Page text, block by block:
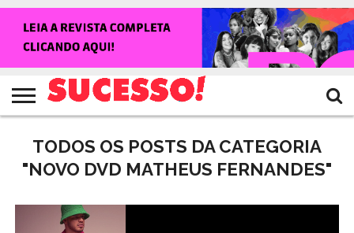
NOTÍCIAS
SHOWS
ENTREVISTAS
CLIQUES
RANKING
CROWLEY
TV
SUCESSO!
REVISTA
SUCESSO!
TODOS OS POSTS DA CATEGORIA
"NOVO DVD MATHEUS FERNANDES"